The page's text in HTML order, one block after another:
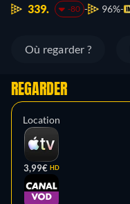
339.
-80 96%
Où regarder ?
REGARDER
Location
3,99€ HD